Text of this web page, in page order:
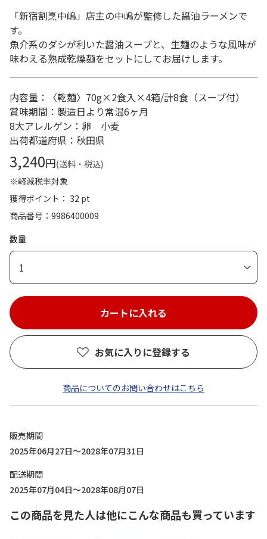
「新宿割烹中嶋」店主の中嶋が監修した醤油ラーメンで
す。
魚介系のダシが利いた醤油スープと、生麺のような風味が
味わえる熟成乾燥麺をセットにしてお届けします。
内容量：〈乾麺〉70g×2食入×4箱/計8食（スープ付）
賞味期間：製造日より常温6ヶ月
8大アレルゲン：卵 小麦
出荷都道府県：秋田県
3,240円(送料・税込)
※軽減税率対象
獲得ポイント： 32 pt
商品番号
9986400009
数量
1
お気に入りに登録する
商品についてのお問い合わせはこちら
販売期間
2025年06月27日～2028年07月31日
配送期間
2025年07月04日～2028年08月07日
この商品を見た人は他にこんな商品も買っています